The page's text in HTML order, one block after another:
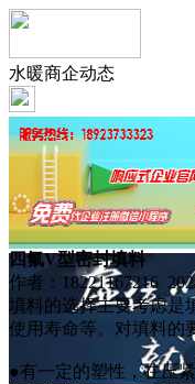
水暖商企动态
四氟V型密封填料
作者：18221167216
填料的选择主要考虑是
使用寿命等。对填料的
●有一定的塑性，在压